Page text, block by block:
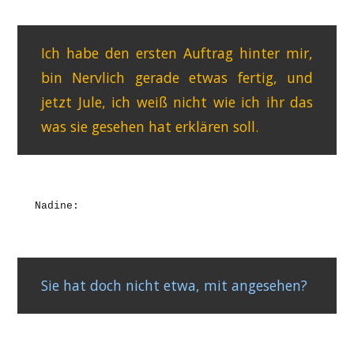
Ich habe den ersten Auftrag hinter mir,
bin Nervlich gerade etwas fertig, und
jetzt Jule, ich weiß nicht wie ich ihr das
was sie gesehen hat erklären soll.
Nadine:
Sie hat doch nicht etwa, mit angesehen?